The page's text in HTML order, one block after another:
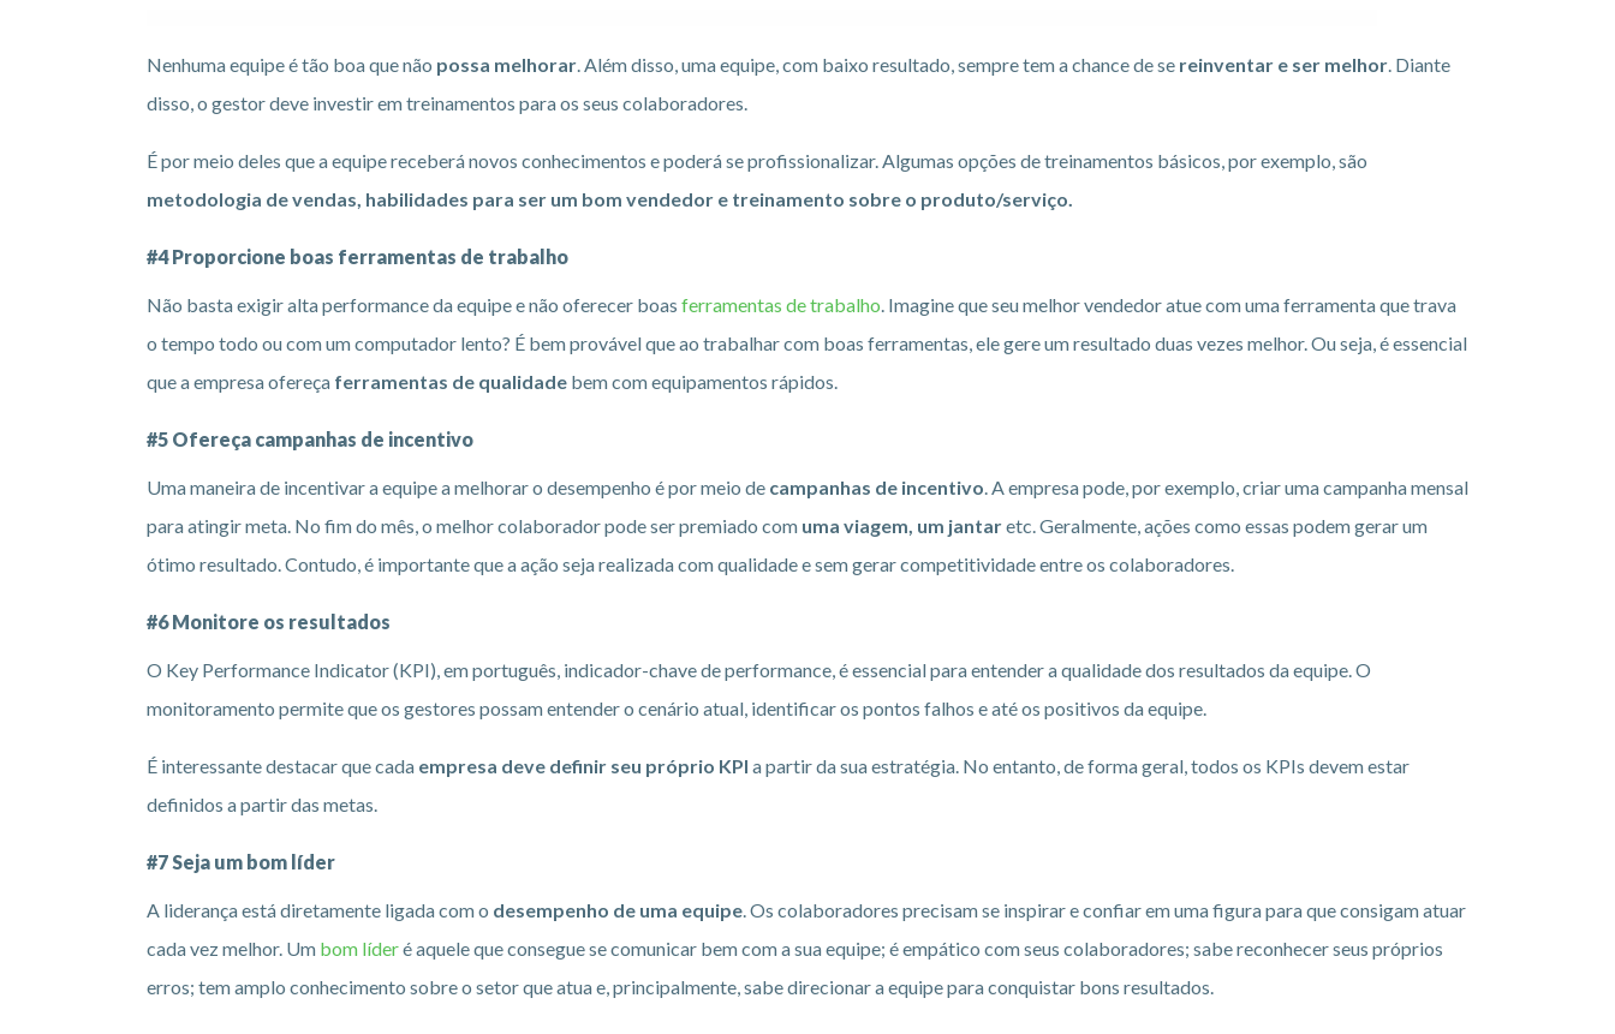
Nenhuma equipe é tão boa que não possa melhorar. Além disso, uma equipe, com baixo resultado, sempre tem a chance de se reinventar e ser melhor. Diante
disso, o gestor deve investir em treinamentos para os seus colaboradores.
É por meio deles que a equipe receberá novos conhecimentos e poderá se profissionalizar. Algumas opções de treinamentos básicos, por exemplo, são
metodologia de vendas, habilidades para ser um bom vendedor e treinamento sobre o produto/serviço.
#4 Proporcione boas ferramentas de trabalho
Não basta exigir alta performance da equipe e não oferecer boas ferramentas de trabalho. Imagine que seu melhor vendedor atue com uma ferramenta que trava
o tempo todo ou com um computador lento? É bem provável que ao trabalhar com boas ferramentas, ele gere um resultado duas vezes melhor. Ou seja, é essencial
que a empresa ofereça ferramentas de qualidade bem com equipamentos rápidos.
#5 Ofereça campanhas de incentivo
Uma maneira de incentivar a equipe a melhorar o desempenho é por meio de campanhas de incentivo. A empresa pode, por exemplo, criar uma campanha mensal
para atingir meta. No fim do mês, o melhor colaborador pode ser premiado com uma viagem, um jantaretc. Geralmente, ações como essas podem gerar um
ótimo resultado. Contudo, é importante que a ação seja realizada com qualidade e sem gerar competitividade entre os colaboradores.
#6 Monitore os resultados
O Key Performance Indicator (KPI), em português, indicador-chave de performance, é essencial para entender a qualidade dos resultados da equipe. O
monitoramento permite que os gestores possam entender o cenário atual, identificar os pontos falhos e até os positivos da equipe.
É interessante destacar que cada empresa deve definir seu próprio KPI a partir da sua estratégia. No entanto, de forma geral, todos os KPIs devem estar
definidos a partir das metas.
#7 Seja um bom líder
A liderança está diretamente ligada com o desempenho de uma equipe. Os colaboradores precisam se inspirar e confiar em uma figura para que consigam atuar
cada vez melhor. Um bom líderé aquele que consegue se comunicar bem com a sua equipe; é empático com seus colaboradores; sabe reconhecer seus próprios
erros; tem amplo conhecimento sobre o setor que atua e, principalmente, sabe direcionar a equipe para conquistar bons resultados.